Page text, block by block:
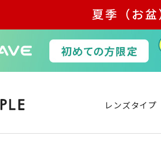
夏季（お
レンズタイプ